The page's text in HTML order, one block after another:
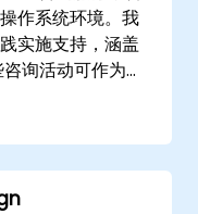
作系统环境。我
实施支持，涵盖
询活动可作为远
专家能够从任何
咨询可以在的客
中进行，确保无
-- 您的